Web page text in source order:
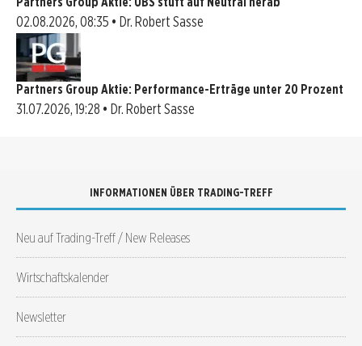
02.08.2026, 08:35 • Dr. Robert Sasse
Partners Group Aktie: Performance-Erträge unter 20 Prozent
31.07.2026, 19:28 • Dr. Robert Sasse
INFORMATIONEN ÜBER TRADING-TREFF
Neu auf Trading-Treff / New Releases
Wirtschaftskalender
Newsletter